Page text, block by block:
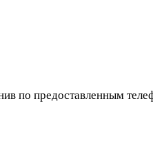
по предоставленным